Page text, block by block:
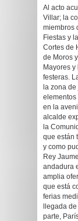
Al acto
Villar; la
miembros
Fiestas y
Cortes de
de Moros
Mayores
festeras.
la zona
elementos
en la
alcalde
la
que están
y como
Rey
andadura
amplia
que está
ferias
llegada
parte,